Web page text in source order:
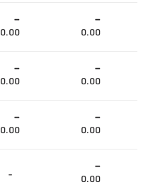
-
0.00
-
0.00
-
0.00
-
0.00
-
0.00
-
0.00
- -
0.00